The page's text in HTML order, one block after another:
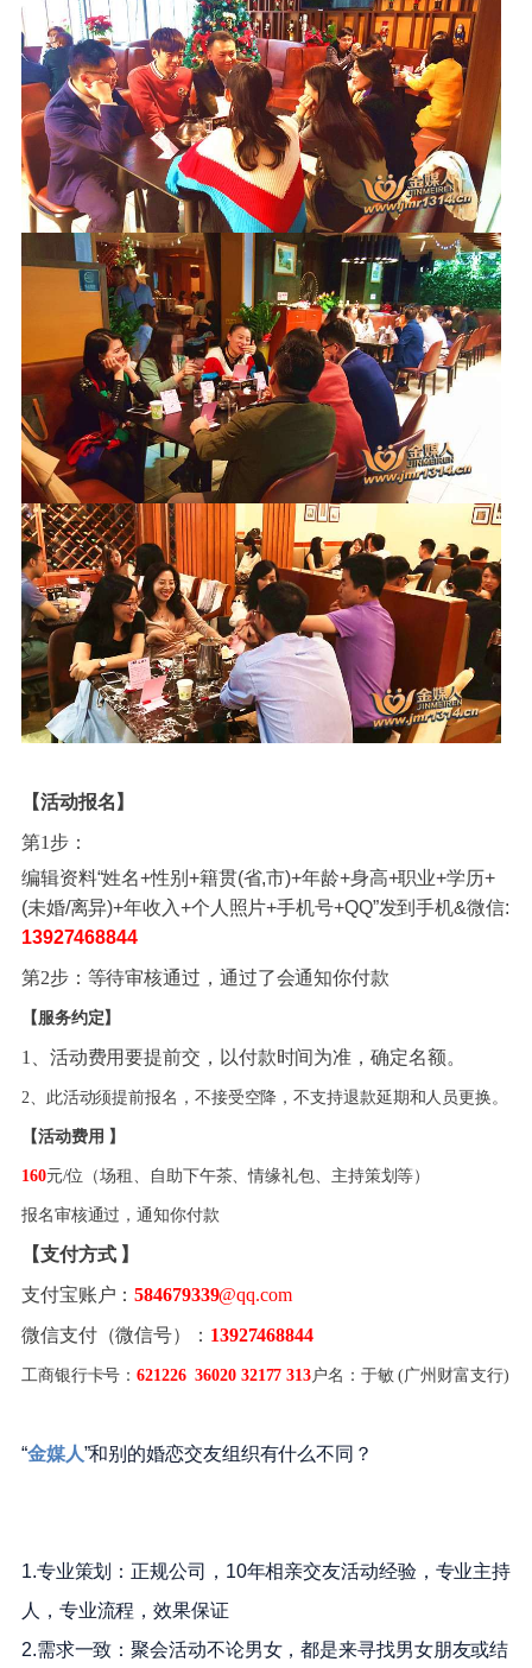
【活动报名】
第1步：
编辑资料“姓名+性别+籍贯(省,市)+年龄+身高+职业+学历+
(未婚/离异)+年收入+个人照片+手机号+QQ”发到手机&微信:
13927468844
第2步：等待审核通过，通过了会通知你付款
【 服务约定】
1、活动费用要提前交，以付款时间为准，确定名额。
2、此活动须提前报名，不接受空降，不支持退款延期和人员更换。
【活动费用 】
160元/位（场租、自助下午茶、情缘礼包、主持策划等）
报名审核通过，通知你付款
【支付方式 】
支付宝账户：584679339@qq.com
微信支付（微信号）： 13927468844
工商银行卡号：621226 36020 32177 313户名：于敏 (广州财富支行)
“金媒人”和别的婚恋交友组织有什么不同？
1.专业策划：正规公司，10年相亲交友活动经验，专业主持
人，专业流程，效果保证
2.需求一致：聚会活动不论男女，都是来寻找男女朋友或结